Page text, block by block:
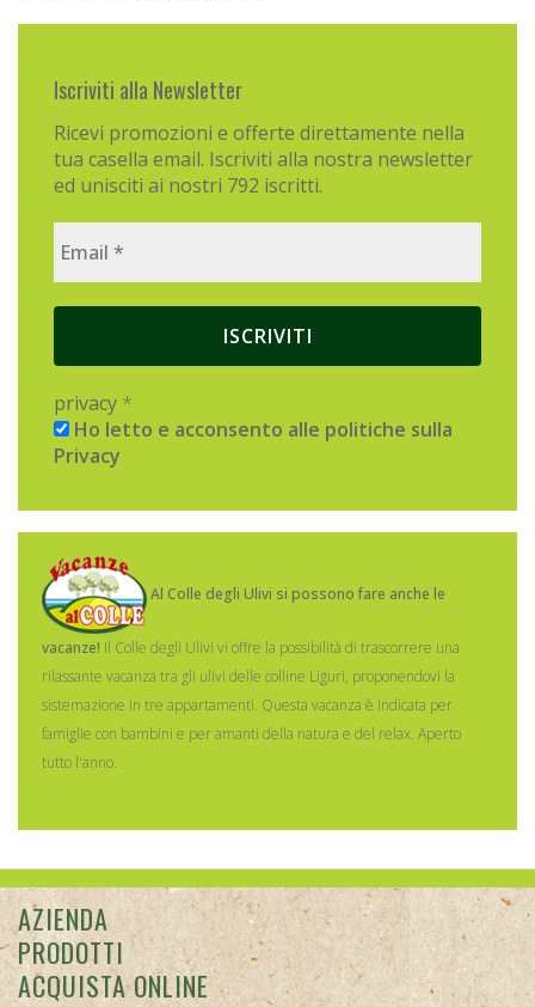
Iscriviti alla Newsletter
Ricevi promozioni e offerte direttamente nella
tua casella email. Iscriviti alla nostra newsletter
ed unisciti ai nostri 792 iscritti.
privacy *
Ho letto e acconsento alle politiche sulla
Privacy
Al Colle degli Ulivi si possono fare anche le
vacanze! Il Colle degli Ulivi vi offre la possibilità di trascorrere una
rilassante vacanza tra gli ulivi delle colline Liguri, proponendovi la
sistemazione in tre appartamenti. Questa vacanza è indicata per
famiglie con bambini e per amanti della natura e del relax. Aperto
tutto l'anno.
AZIENDA
PRODOTTI
ACQUISTA ONLINE